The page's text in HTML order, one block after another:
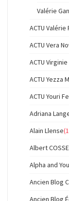
Valérie
ACTU Valérie
ACTU Vera
ACTU
ACTU Yezza
ACTU Youri
Adriana
Alain Llense
Albert
Alpha and
Ancien Blog
Ancien Blog